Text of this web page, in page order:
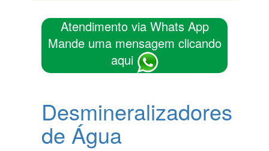
Atendimento via Whats App
Mande uma mensagem clicando
aqui
Desmineralizadores
de Água